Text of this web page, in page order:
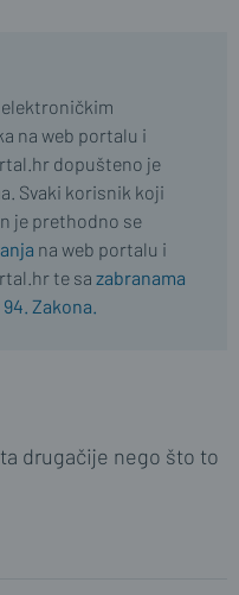
elektroničkim
na web portalu i
dopušteno je
Svaki korisnik koji
je prethodno se
na web portalu i
te sa zabranama
Zakona.
drugačije nego što to